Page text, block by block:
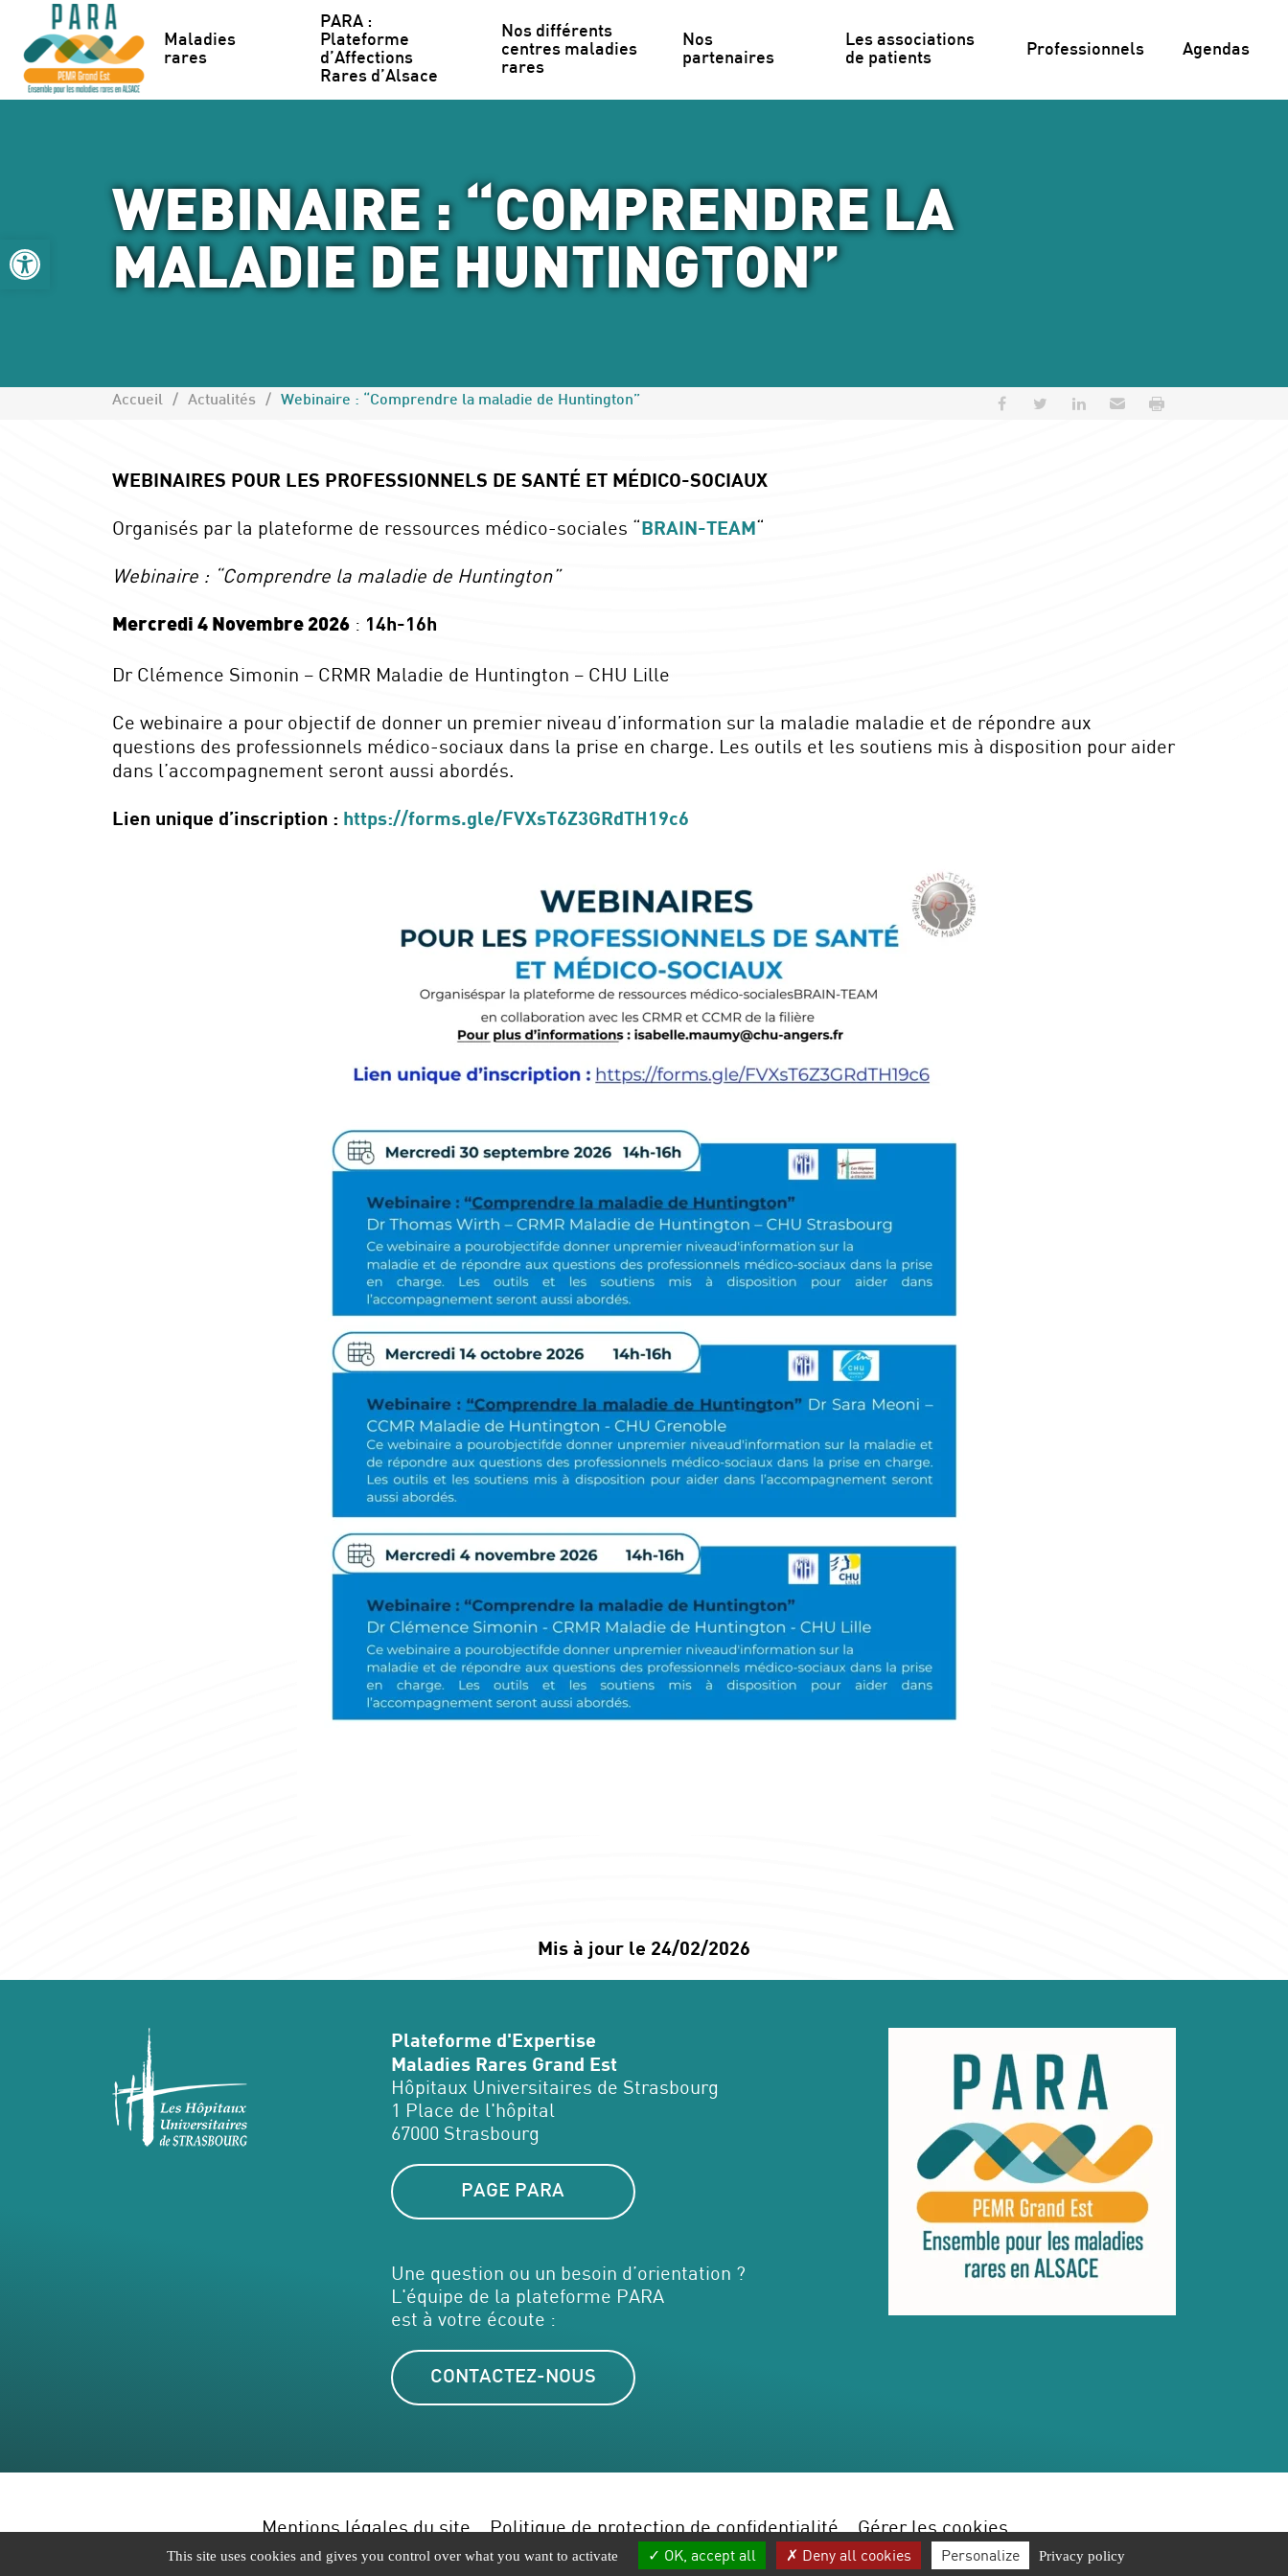
Ouvrir la barre d’outils
Accéder au contenu
Accéder au menu
Maladies
rares
PARA :
Plateforme
d’Affections
Rares d’Alsace
Nos différents
centres maladies
rares
Nos
partenaires
Les associations
de patients
Professionnels Agendas
WEBINAIRE : “COMPRENDRE LA
MALADIE DE HUNTINGTON”
Accueil Actualités Webinaire : “Comprendre la maladie de Huntington” Partager sur Facebook
Partager sur Twitter
Partager sur LinkedIn
Envoyer par e-mail
WEBINAIRES POUR LES PROFESSIONNELS DE SANTÉ ET MÉDICO-SOCIAUX
Organisés par la plateforme de ressources médico-sociales “BRAIN-TEAM“
Webinaire : “Comprendre la maladie de Huntington”
Mercredi 4 Novembre 2026 : 14h-16h
Dr Clémence Simonin – CRMR Maladie de Huntington – CHU Lille
Ce webinaire a pour objectif de donner un premier niveau d’information sur la maladie maladie et de répondre aux
questions des professionnels médico-sociaux dans la prise en charge. Les outils et les soutiens mis à disposition pour aider
dans l’accompagnement seront aussi abordés.
Lien unique d’inscription : https://forms.gle/FVXsT6Z3GRdTH19c6
Mis à jour le 24/02/2026
Plateforme d'Expertise
Maladies Rares Grand Est
Hôpitaux Universitaires de Strasbourg
1 Place de l'hôpital
67000 Strasbourg
PAGE PARA
Une question ou un besoin d’orientation ?
L'équipe de la plateforme PARA
est à votre écoute :
CONTACTEZ-NOUS
Mentions légales du site Politique de protection de confidentialité Gérer les cookies
Cookies management panel
This site uses cookies and gives you control over what you want to activate OK, accept all Deny all cookies Personalize Privacy policy